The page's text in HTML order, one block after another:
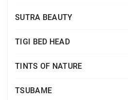
SUTRA BEAUTY
TIGI BED HEAD
TINTS OF NATURE
TSUBAME